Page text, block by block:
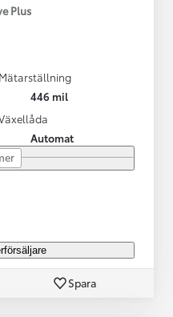
Plus
Mätarställning
446 mil
Automat
Spara